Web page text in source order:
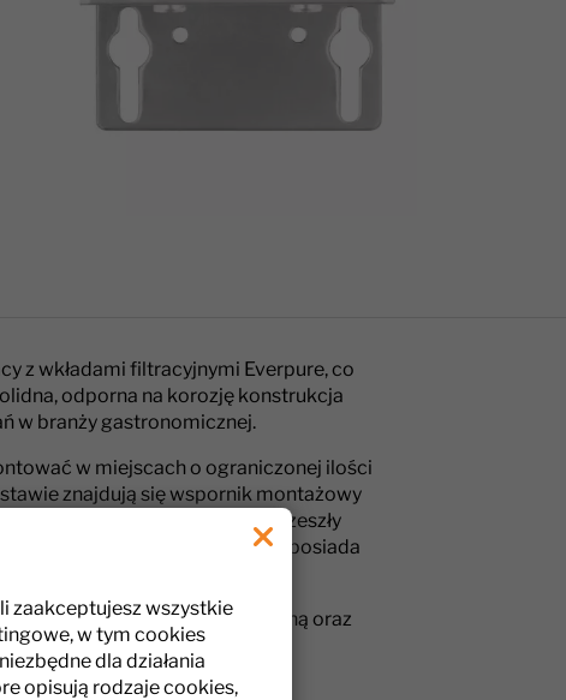
zaakceptujesz wszystkie
w tym cookies
dla działania
opisują rodzaje cookies,
z wkładami filtracyjnymi Everpure, co
odporna na korozję konstrukcja
w branży gastronomicznej.
w miejscach o ograniczonej ilości
znajdują się wspornik montażowy
mające kontakt z wodą przeszły
i bezpieczeństwo. Głowica nie posiada
zapewniające sprawną oraz
i innych miejscach